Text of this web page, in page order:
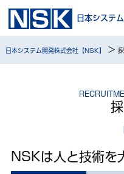
日本システ
日本システム開発株式会社【NSK】 >
NSKは人と技術を